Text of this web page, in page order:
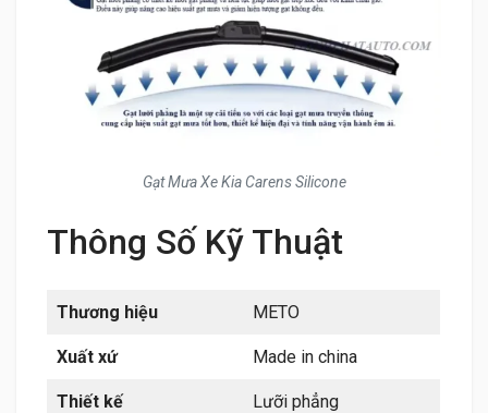
Gạt Mưa Xe Kia Carens Silicone
Thông Số Kỹ Thuật
Thương hiệu METO
Xuất xứ Made in china
Thiết kế Lưỡi phẳng